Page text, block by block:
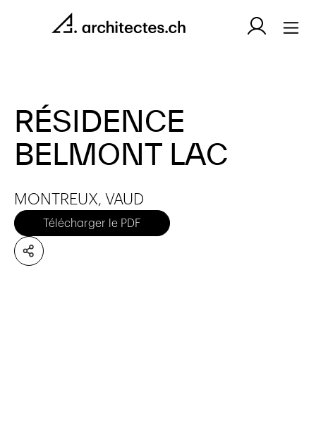
RÉSIDENCE
BELMONT LAC
MONTREUX, VAUD
Télécharger le PDF